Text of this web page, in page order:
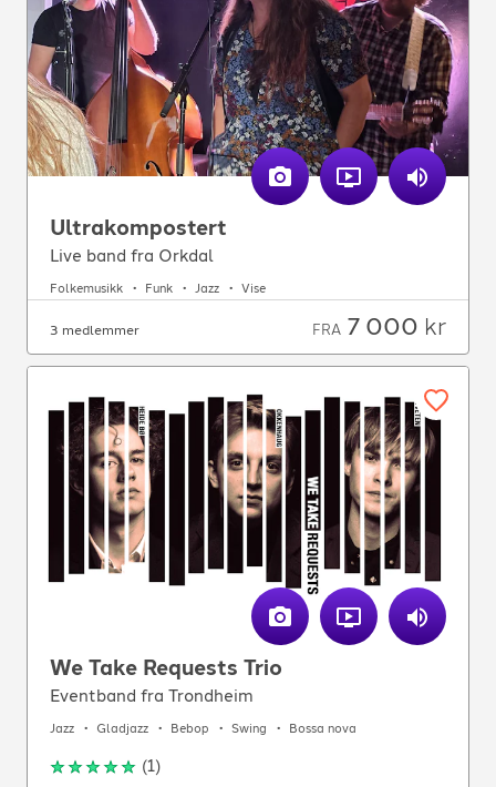
Ultrakompostert
Live band fra Orkdal
Folkemusikk Funk Jazz Vise
3 medlemmer FRA 7 000 kr
We Take Requests Trio
Eventband fra Trondheim
Jazz Gladjazz Bebop Swing Bossa nova
(1)